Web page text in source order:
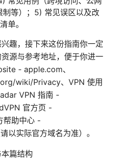
制等）；5) 常见误区以及改
单。
趣，接下来这份指南你一定
源与参考地址，便于你进一
- apple.com、
wiki/Privacy、VPN 使用
VPN 指南 -
官方页 -
帮助中心 -
实际官方域名为准）。
篇结构